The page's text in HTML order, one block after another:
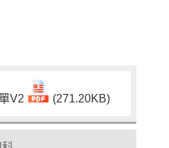
V2 (271.20KB)